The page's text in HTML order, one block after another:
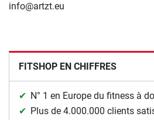
info@artzt.eu
FITSHOP EN CHIFFRES
N° 1 en Europe du fitness à
Plus de 4.000.000 clients